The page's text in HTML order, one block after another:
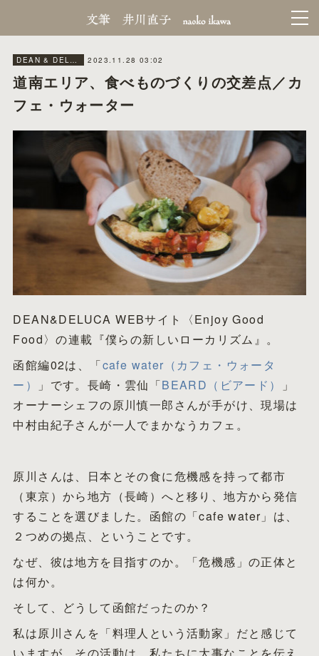
DEAN & DELUCA MAGAGINE／WEB 2023.11.28 03:02
道南エリア、食べものづくりの交差点／カ
フェ・ウォーター
DEAN&DELUCA WEBサイト〈Enjoy Good
Food〉の連載『僕らの新しいローカリズム』。
函館編02は、「cafe water（カフェ・ウォータ
ー）
」です。長崎・雲仙「BEARD（ビアード）
」
オーナーシェフの原川慎一郎さんが手がけ、現場は
中村由紀子さんが一人でまかなうカフェ。
原川さんは、日本とその食に危機感を持って都市
（東京）から地方（長崎）へと移り、地方から発信
することを選びました。函館の「cafe water」は、
２つめの拠点、ということです。
なぜ、彼は地方を目指すのか。「危機感」の正体と
は何か。
そして、どうして函館だったのか？
私は原川さんを「料理人という活動家」だと感じて